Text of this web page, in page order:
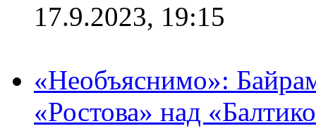
17.9.2023, 19:15
«Необъяснимо»:
«Ростова» над